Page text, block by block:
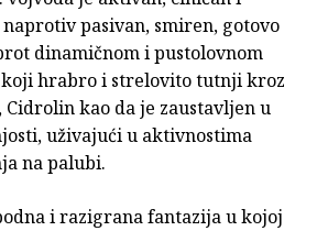
pasivan, smiren, gotovo
dinamičnom i pustolovnom
hrabro i strelovito tutnji kroz
kao da je zaustavljen u
uživajući u aktivnostima
na palubi.
i razigrana fantazija u kojoj